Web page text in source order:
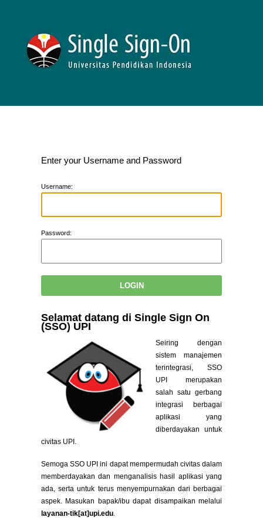
Enter your Username and Password
Username:
Password:
Selamat datang di Single Sign On
(SSO) UPI
Seiring dengan
sistem manajemen
terintegrasi, SSO
UPI merupakan
salah satu gerbang
integrasi berbagai
aplikasi yang
diberdayakan untuk
civitas UPI.
Semoga SSO UPI ini dapat mempermudah civitas dalam
memberdayakan dan menganalisis hasil aplikasi yang
ada, serta untuk terus menyempurnakan dari berbagai
aspek. Masukan bapak/ibu dapat disampaikan melalui
layanan-tik[at]upi.edu.